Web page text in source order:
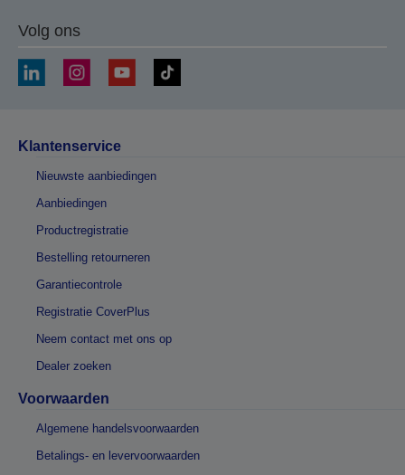
Volg ons
Klantenservice
Nieuwste aanbiedingen
Aanbiedingen
Productregistratie
Bestelling retourneren
Garantiecontrole
Registratie CoverPlus
Neem contact met ons op
Dealer zoeken
Voorwaarden
Algemene handelsvoorwaarden
Betalings- en levervoorwaarden